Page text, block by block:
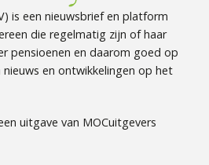
is een nieuwsbrief en platform
die regelmatig zijn of haar
pensioenen en daarom goed op
en ontwikkelingen op het
uitgave van MOCuitgevers